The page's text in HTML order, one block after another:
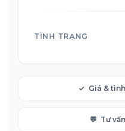
TÌNH TRẠNG
✓ Giá &
💬 Tư